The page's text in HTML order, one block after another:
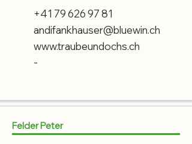
+41 79 626 97 81
andifankhauser@bluewin.ch
www.traubeundochs.ch
-
Felder Peter